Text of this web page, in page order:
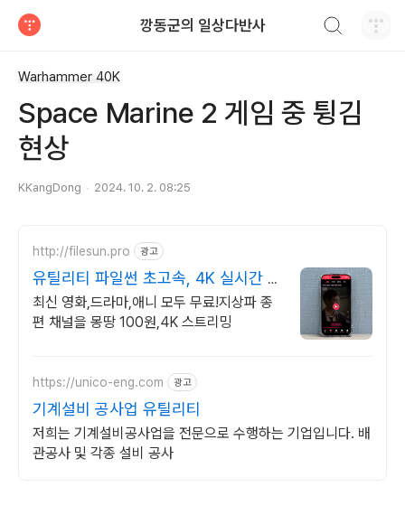
깡동군의 일상다반사
Warhammer 40K
Space Marine 2 게임 중 튕김
현상
KKangDong 2024. 10. 2. 08:25
http://filesun.pro 광고
유틸리티 파일썬 초고속, 4K 실시간 보
기!
최신 영화,드라마,애니 모두 무료!지상파 종
편 채널을 몽땅 100원,4K 스트리밍
https://unico-eng.com 광고
기계설비 공사업 유틸리티
저희는 기계설비공사업을 전문으로 수행하는 기업입니다. 배
관공사 및 각종 설비 공사